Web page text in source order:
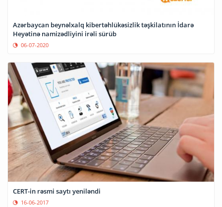
Azərbaycan beynəlxalq kibertəhlükəsizlik təşkilatının İdarə
Heyətinə namizədliyini irəli sürüb
06-07-2020
CERT-in rəsmi saytı yeniləndi
16-06-2017